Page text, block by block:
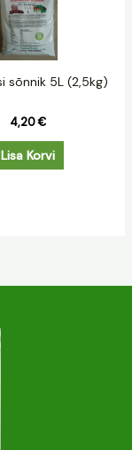
sõnnik 5L (2,5kg)
4,20€
Lisa Korvi